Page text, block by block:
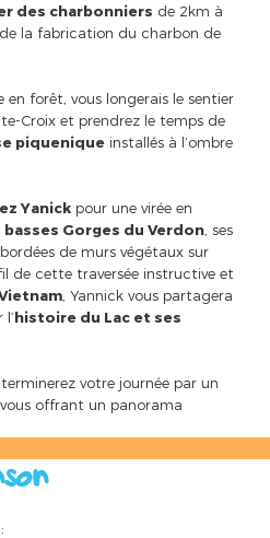
des charbonniers de 2km à
la fabrication du charbon de
forêt, vous longerais le sentier
Croix et prendrez le temps de
piquenique installés à l’ombre
Yanick pour une virée en
basses Gorges du Verdon , ses
de murs végétaux sur
de cette traversée instructive et
, Yannick vous partagera
histoire du Lac et ses
votre journée par un
vous offrant un panorama